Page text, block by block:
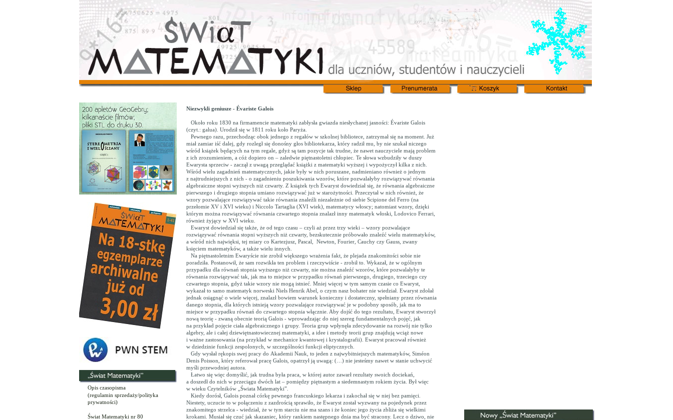
Opis czasopisma
(regulamin sprzedaży/polityka
prywatności)
Świat Matematyki nr 80
Niezwykli geniusze - Évariste Galois
Około roku 1830 na firmamencie matematyki zabłysła gwiazda niesłychanej jasności: Évariste Galois
(czyt.: galua). Urodził się w 1811 roku koło Paryża.
Pewnego razu, przechodząc obok jednego z regałów w szkolnej bibliotece, zatrzymał się na moment. Już
miał zamiar iść dalej, gdy rozległ się donośny głos bibliotekarza, który radził mu, by nie szukał niczego
wśród książek będących na tym regale, gdyż są tam pozycje tak trudne, że nawet nauczyciele mają problem
z ich zrozumieniem, a cóż dopiero on – zaledwie piętnastoletni chłopiec. Te słowa wzbudziły w duszy
Ewarysta sprzeciw - zaczął z uwagą przeglądać książki z matematyki wyższej i wypożyczył kilka z nich.
Wśród wielu zagadnień matematycznych, jakie były w nich poruszane, nadmieniano również o jednym
z najtrudniejszych z nich - o zagadnieniu poszukiwania wzorów, które pozwalałyby rozwiązywać równania
algebraiczne stopni wyższych niż czwarty. Z książek tych Ewaryst dowiedział się, że równania algebraiczne
pierwszego i drugiego stopnia umiano rozwiązywać już w starożytności. Przeczytał w nich również, że
wzory pozwalające rozwiązywać takie równania znaleźli niezależnie od siebie Scipione del Ferro (na
przełomie XV i XVI wieku) i Niccolo Tartaglia (XVI wiek), matematycy włoscy; natomiast wzory, dzięki
którym można rozwiązywać równania czwartego stopnia znalazł inny matematyk włoski, Lodovico Ferrari,
również żyjący w XVI wieku.
Ewaryst dowiedział się także, że od tego czasu – czyli aż przez trzy wieki – wzory pozwalające
rozwiązywać równania stopni wyższych niż czwarty, bezskutecznie próbowało znaleźć wielu matematyków,
a wśród nich najwięksi, tej miary co Kartezjusz, Pascal, Newton, Fourier, Cauchy czy Gauss, zwany
księciem matematyków, a także wielu innych.
Na piętnastoletnim Ewaryście nie zrobił większego wrażenia fakt, że plejada znakomitości sobie nie
poradziła. Postanowił, że sam rozwikła ten problem i rzeczywiście - zrobił to. Wykazał, że w ogólnym
przypadku dla równań stopnia wyższego niż czwarty, nie można znaleźć wzorów, które pozwalałyby te
równania rozwiązywać tak, jak ma to miejsce w przypadku równań pierwszego, drugiego, trzeciego czy
czwartego stopnia, gdyż takie wzory nie mogą istnieć. Mniej więcej w tym samym czasie co Ewaryst,
wykazał to samo matematyk norweski Niels Henrik Abel, o czym nasz bohater nie wiedział. Ewaryst zdołał
jednak osiągnąć o wiele więcej, znalazł bowiem warunek konieczny i dostateczny, spełniany przez równania
danego stopnia, dla których istnieją wzory pozwalające rozwiązywać je w podobny sposób, jak ma to
miejsce w przypadku równań do czwartego stopnia włącznie. Aby dojść do tego rezultatu, Ewaryst stworzył
nową teorię - zwaną obecnie teorią Galois - wprowadzając do niej szereg fundamentalnych pojęć, jak
na przykład pojęcie ciała algebraicznego i grupy. Teoria grup wpłynęła zdecydowanie na rozwój nie tylko
algebry, ale i całej dziewiętnastowiecznej matematyki, a idee i metody teorii grup znajdują wciąż nowe
i ważne zastosowania (na przykład w mechanice kwantowej i krystalografii). Ewaryst pracował również
w dziedzinie funkcji zespolonych, w szczególności funkcji eliptycznych.
Gdy wysłał rękopis swej pracy do Akademii Nauk, to jeden z najwybitniejszych matematyków, Siméon
Denis Poisson, który referował pracę Galois, opatrzył ją uwagą: (…) nie jesteśmy nawet w stanie uchwycić
myśli przewodniej autora.
Łatwo się więc domyślić, jak trudna była praca, w której autor zawarł rezultaty swoich dociekań,
a doszedł do nich w przeciągu dwóch lat – pomiędzy piętnastym a siedemnastym rokiem życia. Był więc
w wieku Czytelników „Świata Matematyki”.
Kiedy dorósł, Galois poznał córkę pewnego francuskiego lekarza i zakochał się w niej bez pamięci.
Niestety, uczucie to w połączeniu z zazdrością sprawiło, że Ewaryst został wyzwany na pojedynek przez
znakomitego strzelca - wiedział, że w tym starciu nie ma szans i że koniec jego życia zbliża się wielkimi
krokami. Musiał się czuć jak skazaniec, który rankiem następnego dnia ma być stracony. Lecz o dziwo, nie